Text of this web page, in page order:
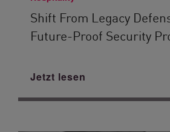
Shift From Legacy
Future-Proof Security
Jetzt lesen